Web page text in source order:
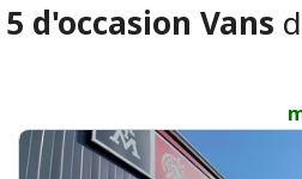
5 d'occasion Vans